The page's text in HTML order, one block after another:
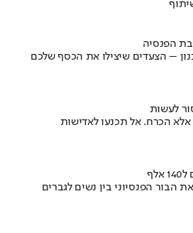
הפנסיה
– הצעדים שיצילו את הכסף שלכם
לעשות
הכרח. אל תכנעו לאדישות
הבור הפנסיוני בין נשים לגברים